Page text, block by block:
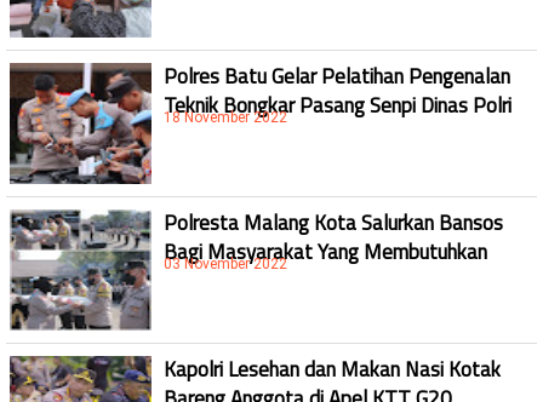
Polres Batu Gelar Pelatihan Pengenalan
Teknik Bongkar Pasang Senpi Dinas Polri
18 November 2022
Polresta Malang Kota Salurkan Bansos
Bagi Masyarakat Yang Membutuhkan
03 November 2022
Kapolri Lesehan dan Makan Nasi Kotak
Bareng Anggota di Apel KTT G20